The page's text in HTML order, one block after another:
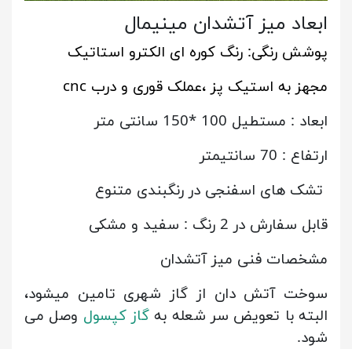
ابعاد میز آتشدان مینیمال
پوشش رنگی: رنگ کوره ای الکترو استاتیک
مجهز به استیک پز ،عملک قوری و درب cnc
ابعاد : مستطیل 100 *150 سانتی متر
ارتفاع : 70 سانتیمتر
تشک های اسفنجی در رنگبندی متنوع
قابل سفارش در 2 رنگ : سفید و مشکی
مشخصات فنی میز آتشدان
سوخت آتش دان از گاز شهری تامین میشود،
البته با تعویض سر شعله بهگاز کپسول وصل می
شود.